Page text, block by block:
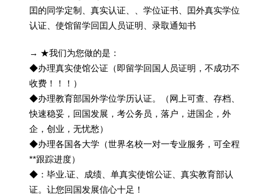
囯的同学定制、真实认证、、学位证书、囯外真实学位
认证、使馆留学回囯人员证明、录取通知书
→ ★我们为您做的是：
◆办理真实使馆公证（即留学回国人员证明，不成功不
收费！！！）
◆办理教育部国外学位学历认证。（网上可查、存档、
快速稳妥，回国发展，考公务员，落户，进国企，外
企，创业，无忧愁）
◆办理各国各大学（世界名校一对一专业服务，可全程
**跟踪进度）
◆：毕业.证、成绩、单真实使馆公证、真实教育部认
证。让您回国发展信心十足！